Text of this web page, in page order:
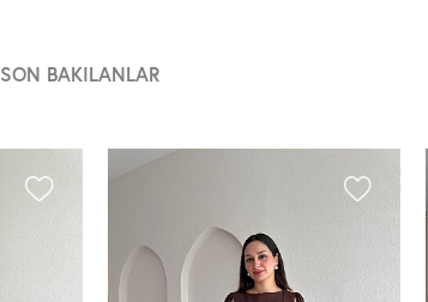
SON BAKILANLAR